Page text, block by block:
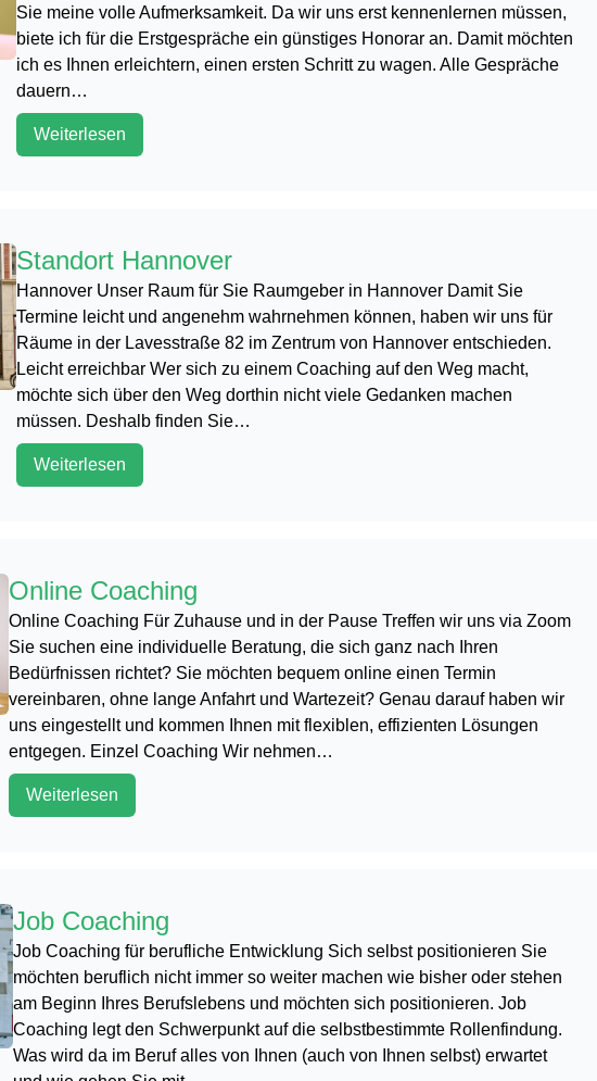
Sie meine volle Aufmerksamkeit. Da wir uns erst kennenlernen müssen,
biete ich für die Erstgespräche ein günstiges Honorar an. Damit möchten
ich es Ihnen erleichtern, einen ersten Schritt zu wagen. Alle Gespräche
dauern…
Weiterlesen
Standort Hannover
Hannover Unser Raum für Sie Raumgeber in Hannover Damit Sie
Termine leicht und angenehm wahrnehmen können, haben wir uns für
Räume in der Lavesstraße 82 im Zentrum von Hannover entschieden.
Leicht erreichbar Wer sich zu einem Coaching auf den Weg macht,
möchte sich über den Weg dorthin nicht viele Gedanken machen
müssen. Deshalb finden Sie…
Weiterlesen
Online Coaching
Online Coaching Für Zuhause und in der Pause Treffen wir uns via Zoom
Sie suchen eine individuelle Beratung, die sich ganz nach Ihren
Bedürfnissen richtet? Sie möchten bequem online einen Termin
vereinbaren, ohne lange Anfahrt und Wartezeit? Genau darauf haben wir
uns eingestellt und kommen Ihnen mit flexiblen, effizienten Lösungen
entgegen. Einzel Coaching Wir nehmen…
Weiterlesen
Job Coaching
Job Coaching für berufliche Entwicklung Sich selbst positionieren Sie
möchten beruflich nicht immer so weiter machen wie bisher oder stehen
am Beginn Ihres Berufslebens und möchten sich positionieren. Job
Coaching legt den Schwerpunkt auf die selbstbestimmte Rollenfindung.
Was wird da im Beruf alles von Ihnen (auch von Ihnen selbst) erwartet